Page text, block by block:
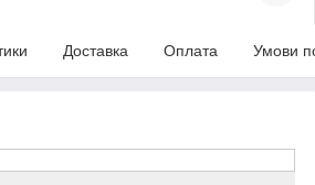
Доставка Оплата Умови